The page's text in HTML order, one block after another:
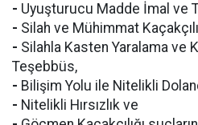
- Uyuşturucu Madde İmal ve
- Silah ve Mühimmat
- Silahla Kasten Yaralama ve
Teşebbüs,
- Bilişim Yolu ile Nitelikli
- Nitelikli Hırsızlık ve